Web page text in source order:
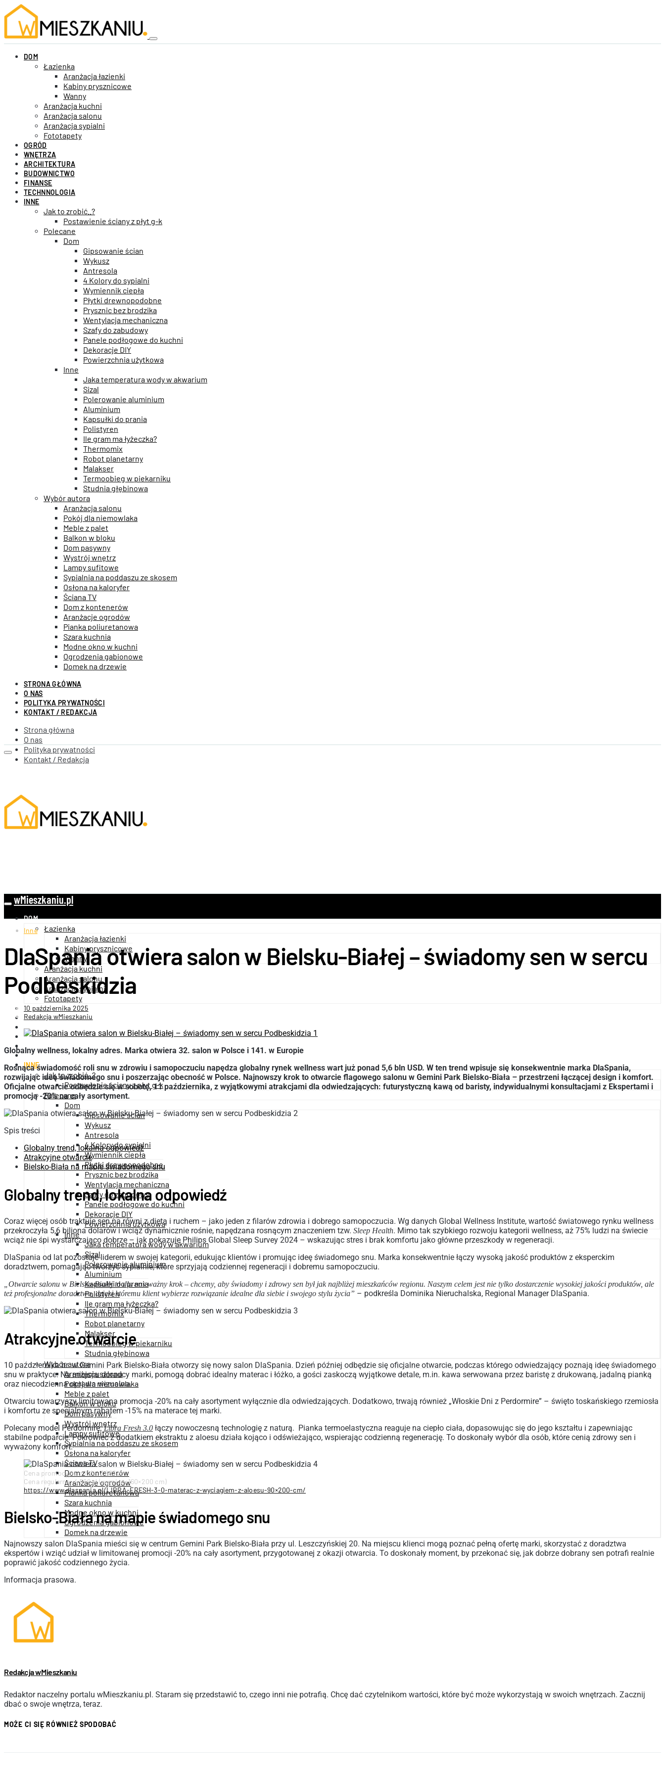
DOM
Łazienka
Aranżacja łazienki
Kabiny prysznicowe
Wanny
Aranżacja kuchni
Aranżacja salonu
Aranżacja sypialni
Fototapety
OGRÓD
WNĘTRZA
ARCHITEKTURA
BUDOWNICTWO
FINANSE
TECHNNOLOGIA
INNE
Jak to zrobić..?
Postawienie ściany z płyt g-k
Polecane
Dom
Gipsowanie ścian
Wykusz
Antresola
4 Kolory do sypialni
Wymiennik ciepła
Płytki drewnopodobne
Prysznic bez brodzika
Wentylacja mechaniczna
Szafy do zabudowy
Panele podłogowe do kuchni
Dekoracje DIY
Powierzchnia użytkowa
Inne
Jaka temperatura wody w akwarium
Sizal
Polerowanie aluminium
Aluminium
Kapsułki do prania
Polistyren
Ile gram ma łyżeczka?
Thermomix
Robot planetarny
Malakser
Termoobieg w piekarniku
Studnia głębinowa
Wybór autora
Aranżacja salonu
Pokój dla niemowlaka
Meble z palet
Balkon w bloku
Dom pasywny
Wystrój wnętrz
Lampy sufitowe
Sypialnia na poddaszu ze skosem
Osłona na kaloryfer
Ściana TV
Dom z kontenerów
Aranżacje ogrodów
Pianka poliuretanowa
Szara kuchnia
Modne okno w kuchni
Ogrodzenia gabionowe
Domek na drzewie
STRONA GŁÓWNA
O NAS
POLITYKA PRYWATNOŚCI
KONTAKT / REDAKCJA
Strona główna
O nas
Polityka prywatności
Kontakt / Redakcja
wMieszkaniu.pl
DOM
Łazienka
Aranżacja łazienki
Kabiny prysznicowe
Wanny
Aranżacja kuchni
Aranżacja salonu
Aranżacja sypialni
Fototapety
OGRÓD
WNĘTRZA
ARCHITEKTURA
BUDOWNICTWO
FINANSE
TECHNNOLOGIA
INNE
Jak to zrobić..?
Postawienie ściany z płyt g-k
Polecane
Dom
Gipsowanie ścian
Wykusz
Antresola
4 Kolory do sypialni
Wymiennik ciepła
Płytki drewnopodobne
Prysznic bez brodzika
Wentylacja mechaniczna
Szafy do zabudowy
Panele podłogowe do kuchni
Dekoracje DIY
Powierzchnia użytkowa
Inne
Jaka temperatura wody w akwarium
Sizal
Polerowanie aluminium
Aluminium
Kapsułki do prania
Polistyren
Ile gram ma łyżeczka?
Thermomix
Robot planetarny
Malakser
Termoobieg w piekarniku
Studnia głębinowa
Wybór autora
Aranżacja salonu
Pokój dla niemowlaka
Meble z palet
Balkon w bloku
Dom pasywny
Wystrój wnętrz
Lampy sufitowe
Sypialnia na poddaszu ze skosem
Osłona na kaloryfer
Ściana TV
Dom z kontenerów
Aranżacje ogrodów
Pianka poliuretanowa
Szara kuchnia
Modne okno w kuchni
Ogrodzenia gabionowe
Domek na drzewie
Inne
DlaSpania otwiera salon w Bielsku-Białej – świadomy sen w sercu
Podbeskidzia
10 października 2025
Redakcja wMieszkaniu
Globalny wellness, lokalny adres. Marka otwiera 32. salon w Polsce i 141. w Europie
Rosnąca świadomość roli snu w zdrowiu i samopoczuciu napędza globalny rynek wellness wart już ponad 5,6 bln USD. W ten trend wpisuje się konsekwentnie marka DlaSpania,
rozwijając ideę świadomego snu i poszerzając obecność w Polsce. Najnowszy krok to otwarcie flagowego salonu w Gemini Park Bielsko-Biała – przestrzeni łączącej design i komfort.
Oficjalne otwarcie odbędzie się w sobotę, 11 października, z wyjątkowymi atrakcjami dla odwiedzających: futurystyczną kawą od baristy, indywidualnymi konsultacjami z Ekspertami i
promocją -20% na cały asortyment.
Spis treści
Globalny trend, lokalna odpowiedź
Atrakcyjne otwarcie
Bielsko-Biała na mapie świadomego snu
Globalny trend, lokalna odpowiedź
Coraz więcej osób traktuje sen na równi z dietą i ruchem – jako jeden z filarów zdrowia i dobrego samopoczucia. Wg danych Global Wellness Institute, wartość światowego rynku wellness
przekroczyła 5,6 biliona dolarów i wciąż dynamicznie rośnie, napędzana rosnącym znaczeniem tzw. Sleep Health. Mimo tak szybkiego rozwoju kategorii wellness, aż 75% ludzi na świecie
wciąż nie śpi wystarczająco dobrze – jak pokazuje Philips Global Sleep Survey 2024 – wskazując stres i brak komfortu jako główne przeszkody w regeneracji.
DlaSpania od lat pozostaje liderem w swojej kategorii, edukując klientów i promując ideę świadomego snu. Marka konsekwentnie łączy wysoką jakość produktów z eksperckim
doradztwem, pomagając tworzyć sypialnie, które sprzyjają codziennej regeneracji i dobremu samopoczuciu.
„Otwarcie salonu w Bielsku-Białej to dla nas ważny krok – chcemy, aby świadomy i zdrowy sen był jak najbliżej mieszkańców regionu. Naszym celem jest nie tylko dostarczenie wysokiej jakości produktów, ale
też profesjonalne doradztwo, dzięki któremu klient wybierze rozwiązanie idealne dla siebie i swojego stylu życia” – podkreśla Dominika Nieruchalska, Regional Manager DlaSpania.
Atrakcyjne otwarcie
10 października br. w Gemini Park Bielsko-Biała otworzy się nowy salon DlaSpania. Dzień później odbędzie się oficjalne otwarcie, podczas którego odwiedzający poznają ideę świadomego
snu w praktyce. Na miejscu doradcy marki, pomogą dobrać idealny materac i łóżko, a gości zaskoczą wyjątkowe detale, m.in. kawa serwowana przez baristę z drukowaną, jadalną pianką
oraz niecodzienna oprawa wizualna.
Otwarciu towarzyszy limitowana promocja -20% na cały asortyment wyłącznie dla odwiedzających. Dodatkowo, trwają również „Włoskie Dni z Perdormire” – święto toskańskiego rzemiosła
i komfortu ze specjalnym rabatem -15% na materace tej marki.
Polecany model Perdormire:Libra Fresh 3.0 łączy nowoczesną technologię z naturą. Pianka termoelastyczna reaguje na ciepło ciała, dopasowując się do jego kształtu i zapewniając
stabilne podparcie. Pokrowiec z dodatkiem ekstraktu z aloesu działa kojąco i odświeżająco, wspierając codzienną regenerację. To doskonały wybór dla osób, które cenią zdrowy sen i
wyważony komfort.
Cena promocyjna z 15%: 3 883 zł
Cena regularna: 4 569 zł (wymiary 160×200 cm)
https://www.dlaspania.pl/LIBRA-FRESH-3-0-materac-z-wyciagiem-z-aloesu-90×200-cm/
Bielsko-Biała na mapie świadomego snu
Najnowszy salon DlaSpania mieści się w centrum Gemini Park Bielsko-Biała przy ul. Leszczyńskiej 20. Na miejscu klienci mogą poznać pełną ofertę marki, skorzystać z doradztwa
ekspertów i wziąć udział w limitowanej promocji -20% na cały asortyment, przygotowanej z okazji otwarcia. To doskonały moment, by przekonać się, jak dobrze dobrany sen potrafi realnie
poprawić jakość codziennego życia.
Informacja prasowa.
Redakcja wMieszkaniu
Redaktor naczelny portalu wMieszkaniu.pl. Staram się przedstawić to, czego inni nie potrafią. Chcę dać czytelnikom wartości, które być może wykorzystają w swoich wnętrzach. Zacznij
dbać o swoje wnętrza, teraz.
MOŻE CI SIĘ RÓWNIEŻ SPODOBAĆ